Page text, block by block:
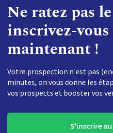
Ne ratez pas
inscrivez-vous
maintenant !
Votre prospection n'est pas
minutes, on vous donne les
vos prospects et booster vos
S'inscrire